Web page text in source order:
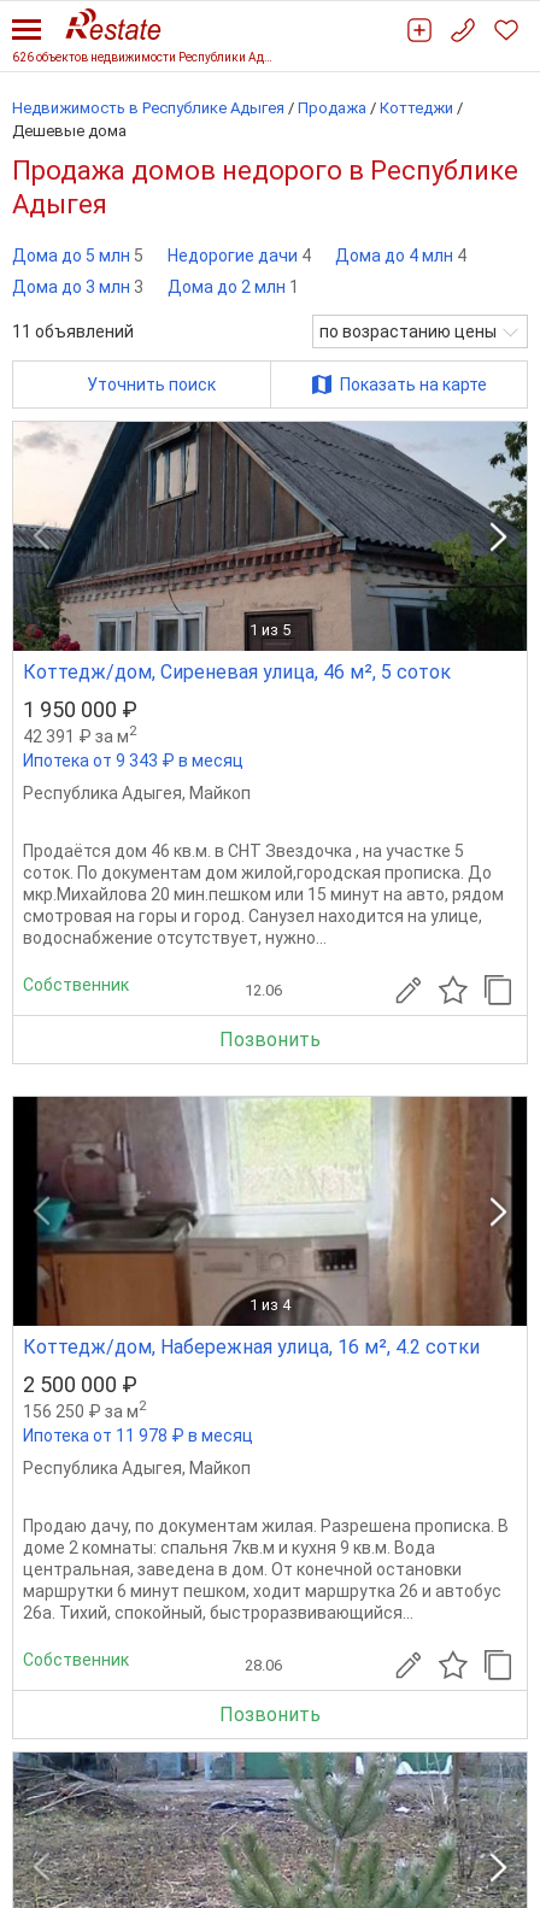
Недвижимость в Республике Адыгея / Продажа / Коттеджи /
Дешевые дома
Продажа домов недорого в Республике
Адыгея
Дома до 5 млн 5 Недорогие дачи 4 Дома до 4 млн 4
Дома до 3 млн 3 Дома до 2 млн 1
11 объявлений по возрастанию цены
Уточнить поиск Показать на карте
1 из 5
Коттедж/дом, Сиреневая улица, 46 м², 5 соток
1 950 000 ₽
42 391 ₽ за м2
Ипотека от 9 343 ₽ в месяц
Республика Адыгея, Майкоп
Продаётся дом 46 кв.м. в СНТ Звездочка , на участке 5
соток. По документам дом жилой,городская прописка. До
мкр.Михайлова 20 мин.пешком или 15 минут на авто, рядом
смотровая на горы и город. Санузел находится на улице,
водоснабжение отсутствует, нужно...
Собственник 12.06
Позвонить
1 из 4
Коттедж/дом, Набережная улица, 16 м², 4.2 сотки
2 500 000 ₽
156 250 ₽ за м2
Ипотека от 11 978 ₽ в месяц
Республика Адыгея, Майкоп
Продаю дачу, по документам жилая. Разрешена прописка. В
доме 2 комнаты: спальня 7кв.м и кухня 9 кв.м. Вода
центральная, заведена в дом. От конечной остановки
маршрутки 6 минут пешком, ходит маршрутка 26 и автобус
26а. Тихий, спокойный, быстроразвивающийся...
Собственник 28.06
Позвонить